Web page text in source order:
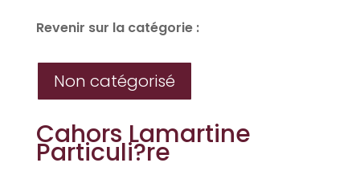
Revenir sur la catégorie :
Non catégorisé
Cahors Lamartine
Particuli?re